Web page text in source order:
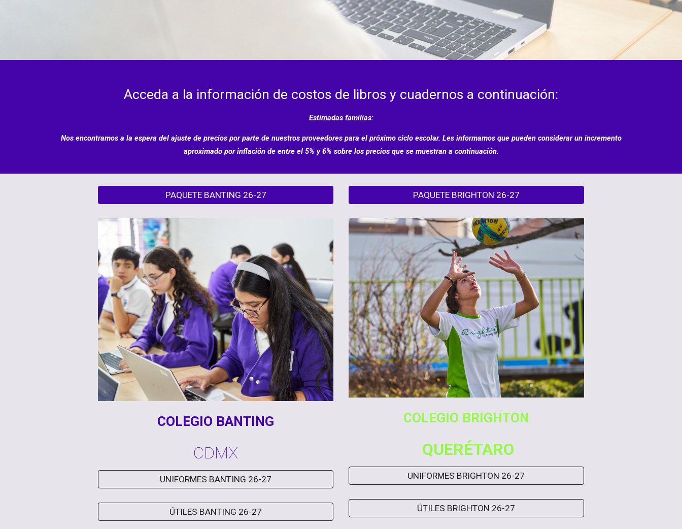
Acceda a la información de costos de libros y cuadernos a continuación:
Estimadas familias:
Nos encontramos a la espera del ajuste de precios por parte de nuestros proveedores para el próximo ciclo escolar. Les informamos que pueden considerar un incremento
aproximado por inflación de entre el 5% y 6% sobre los precios que se muestran a continuación.
PAQUETE BANTING 26-27
COLEGIO BANTING
CDMX
UNIFORMES BANTING 26-27
ÚTILES BANTING 26-27
PAQUETE BRIGHTON 26-27
COLEGIO BRIGHTON
QUERÉTARO
UNIFORMES BRIGHTON 26-27
ÚTILES BRIGHTON 26-27